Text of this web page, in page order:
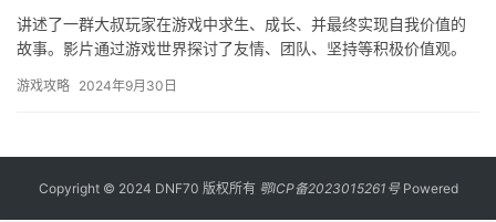
讲述了一群大叔玩家在游戏中求生、成长、并最终实现自我价值的
故事。影片通过游戏世界探讨了友情、团队、坚持等积极价值观。
游戏攻略 2024年9月30日
Copyright © 2024 DNF70 版权所有 鄂ICP备2023015261号Powered